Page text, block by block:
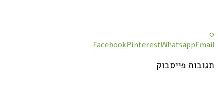
0
FacebookPinterestWhatsappEmail
תגובות פייסבוק